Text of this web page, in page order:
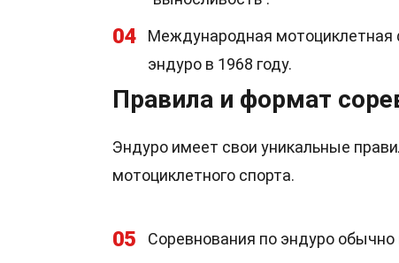
04
Международная мотоциклетная
эндуро в 1968 году.
Правила и формат
Эндуро имеет свои уникальные
мотоциклетного спорта.
05 Соревнования по эндуро